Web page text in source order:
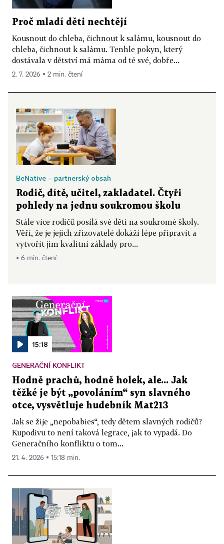
Proč mladí děti nechtějí
Kousnout do chleba, čichnout k salámu, kousnout do
chleba, čichnout k salámu. Tenhle pokyn, který
dostávala v dětství má máma od té své, dobře...
2. 7. 2026 ▪ 2 min. čtení
BeNative – partnerský obsah
Rodič, dítě, učitel, zakladatel. Čtyři
pohledy na jednu soukromou školu
Stále více rodičů posílá své děti na soukromé školy.
Věří, že je jejich zřizovatelé dokáží lépe připravit a
vytvořit jim kvalitní základy pro...
▪ 6 min. čtení
15:18
GENERAČNÍ KONFLIKT
Hodně prachů, hodně holek, ale... Jak
těžké je být „povoláním“ syn slavného
otce, vysvětluje hudebník Mat213
Jak se žije „nepobabies“, tedy dětem slavných rodičů?
Kupodivu to není taková legrace, jak to vypadá. Do
Generačního konfliktu o tom...
21. 4. 2026 ▪ 15:18 min.